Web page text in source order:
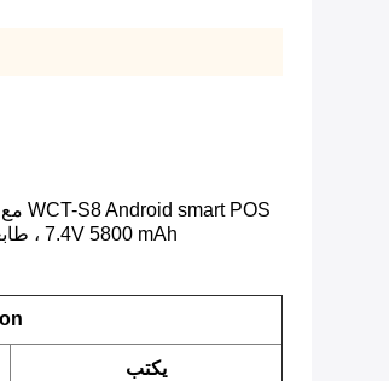
7.4V 5800 mAh ، طابعة ورق حراري ، كاميرا 5 ميجا بكسل ، 2G / 3G / 4G / wifi ، اتصال البلوتوث ، هذا الصنعة الرائعة والجهاز عالي الجودة هو الخيار الأفضل في السوق.
يكتب